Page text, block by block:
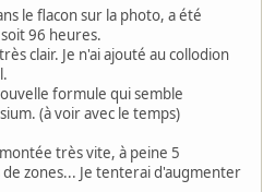
le flacon sur la photo, a été
96 heures.
clair. Je n'ai ajouté au collodion
formule qui semble
(à voir avec le temps)
très vite, à peine 5
de zones... Je tenterai d'augmenter